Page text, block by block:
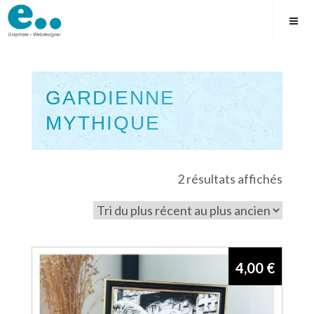
Skip
to
GARDIENNE
MYTHIQUE
Square2 résultats affichés
plus
4,00 €